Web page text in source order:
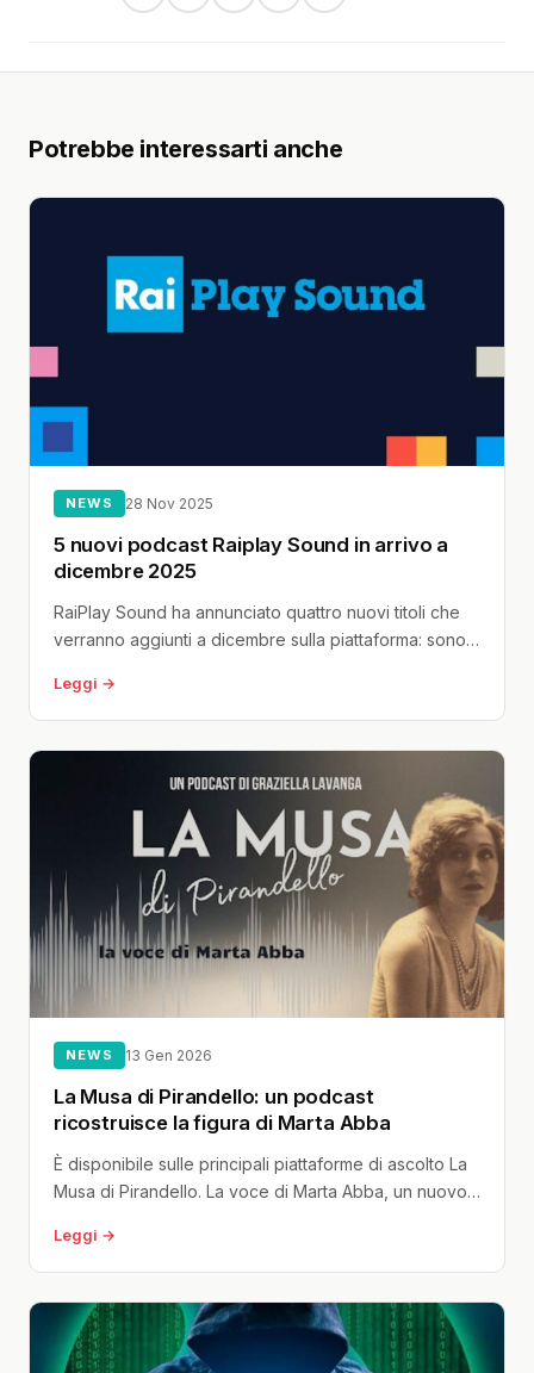
Potrebbe interessarti anche
NEWS 28 Nov 2025
5 nuovi podcast Raiplay Sound in arrivo a
dicembre 2025
RaiPlay Sound ha annunciato quattro nuovi titoli che
verranno aggiunti a dicembre sulla piattaforma: sono
Leggi →
NEWS 13 Gen 2026
La Musa di Pirandello: un podcast
ricostruisce la figura di Marta Abba
È disponibile sulle principali piattaforme di ascolto La
Musa di Pirandello. La voce di Marta Abba, un nuovo
Leggi →